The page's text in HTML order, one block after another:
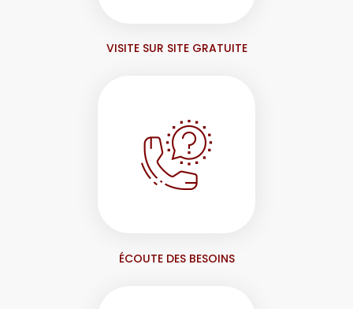
VISITE SUR SITE GRATUITE
ÉCOUTE DES BESOINS